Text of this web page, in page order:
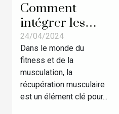
Comment
intégrer les
BCAA dans un
régime
alimentaire
pour
maximiser la
24/04/2024
Dans le monde du
fitness et de la
musculation, la
récupération musculaire
est un élément clé pour...